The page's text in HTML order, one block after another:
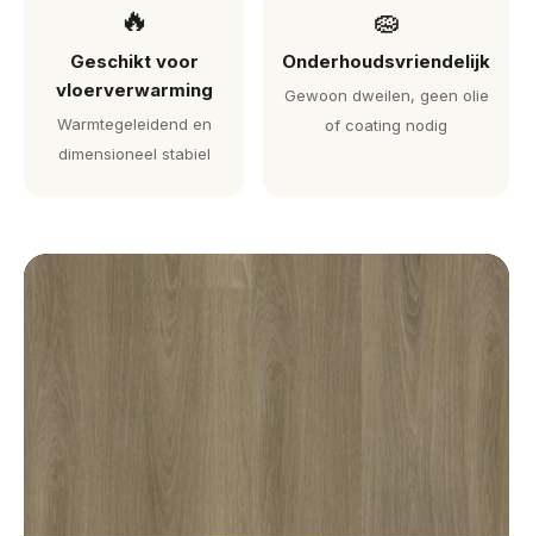
🔥
Geschikt voor
vloerverwarming
Warmtegeleidend en
dimensioneel stabiel
🧽
Onderhoudsvriendelijk
Gewoon dweilen, geen olie
of coating nodig